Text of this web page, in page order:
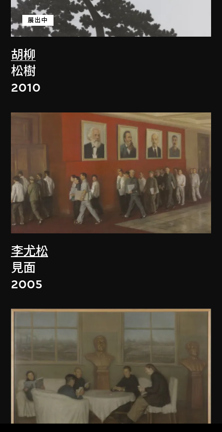
胡柳
展出中
松樹
2010
李尤松
見面
2005